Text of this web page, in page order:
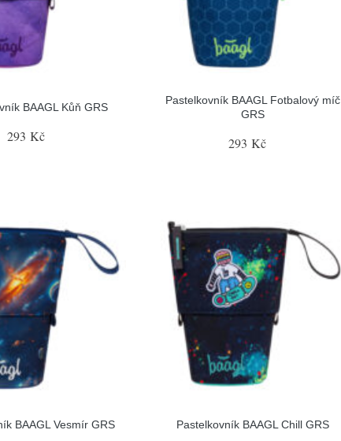
BAAGL Kůň GRS
293 Kč
Pastelkovník BAAGL Fotbalový míč
GRS
293 Kč
BAAGL Vesmír GRS Pastelkovník BAAGL Chill GRS